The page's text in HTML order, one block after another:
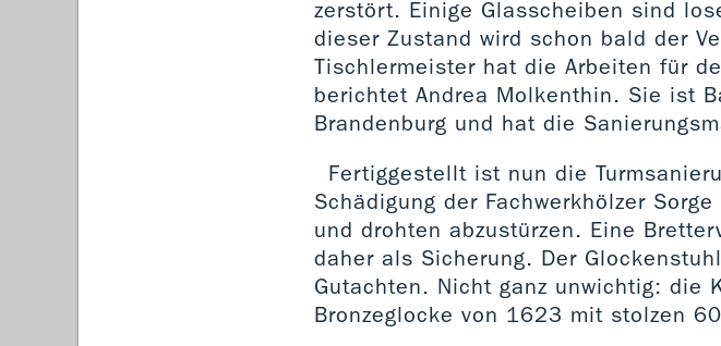
zerstört. Einige Glasscheiben sind
dieser Zustand wird schon bald der
Tischlermeister hat die Arbeiten für
berichtet Andrea Molkenthin. Sie ist
Brandenburg und hat die
Fertiggestellt ist nun die
Schädigung der Fachwerkhölzer
und drohten abzustürzen. Eine
daher als Sicherung. Der
Gutachten. Nicht ganz unwichtig: die
Bronzeglocke von 1623 mit stolzen